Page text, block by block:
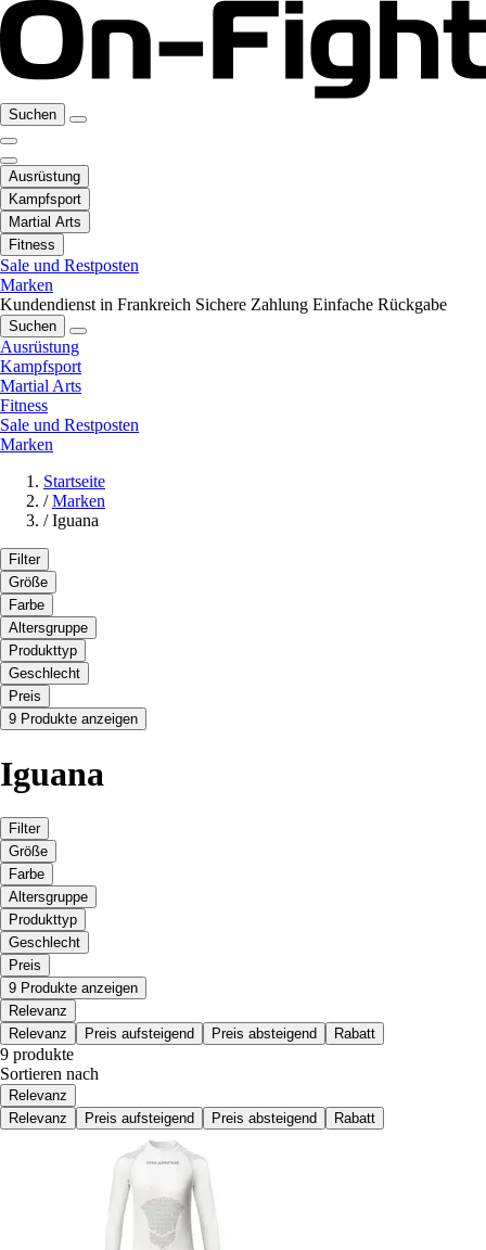
Suchen
Ausrüstung
Kampfsport
Martial Arts
Fitness
Sale und Restposten
Marken
Kundendienst in Frankreich Sichere Zahlung Einfache Rückgabe
Suchen
Ausrüstung
Kampfsport
Martial Arts
Fitness
Sale und Restposten
Marken
Startseite
/ Marken
/ Iguana
Filter
Größe
Farbe
Altersgruppe
Produkttyp
Geschlecht
Preis
9 Produkte anzeigen
Iguana
Filter
Größe
Farbe
Altersgruppe
Produkttyp
Geschlecht
Preis
9 Produkte anzeigen
Relevanz
Relevanz
Preis aufsteigend Preis absteigend Rabatt
9 produkte
Sortieren nach
Relevanz
Relevanz
Preis aufsteigend Preis absteigend Rabatt